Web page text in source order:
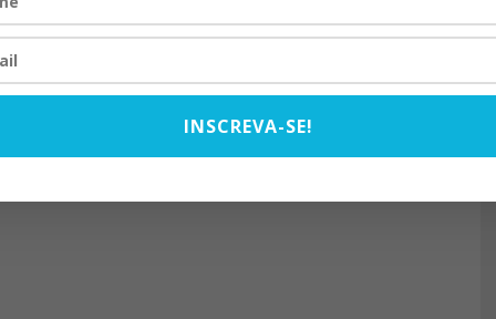
RAND BARTENDER: DE
VISTA PARA O MUNDO
INSCREVA-SE!